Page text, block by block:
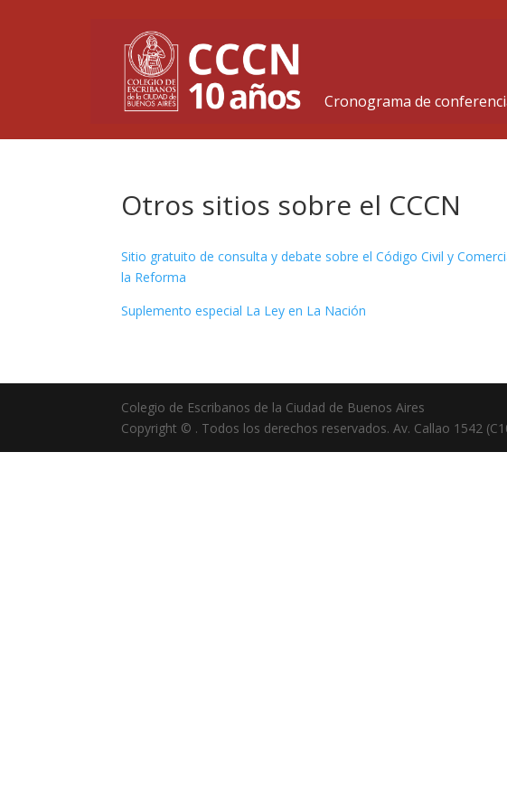
Cronograma de
Otros sitios sobre el CCCN
Sitio gratuito de consulta y debate sobre el Código Civil y
la Reforma
Suplemento especial La Ley en La Nación
Colegio de Escribanos de la Ciudad de Buenos Aires
Copyright © . Todos los derechos reservados. Av. Callao 1542